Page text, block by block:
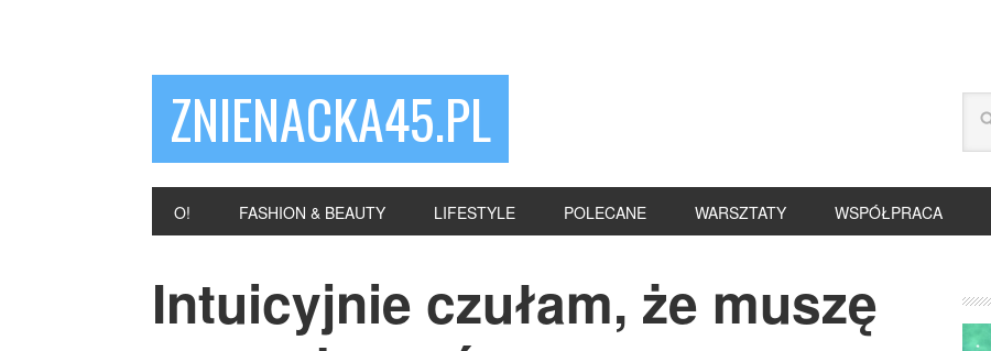
ZNIENACKA45.PL
O! FASHION & BEAUTY LIFESTYLE POLECANE WARSZTATY WSPÓŁPRACA
Intuicyjnie czułam, że muszę